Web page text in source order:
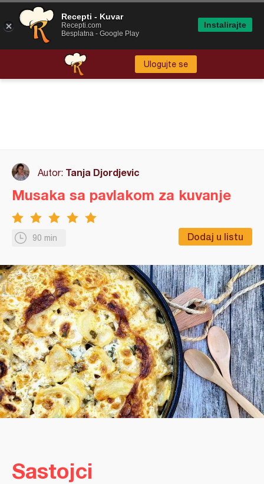
Ulogujte se
Autor: Tanja Djordjevic
90 min Dodaj u listu
Musaka sa pavlakom za kuvanje
Sastojci
Recepti - Kuvar
Recepti.com
Besplatna - Google Play
Instalirajte